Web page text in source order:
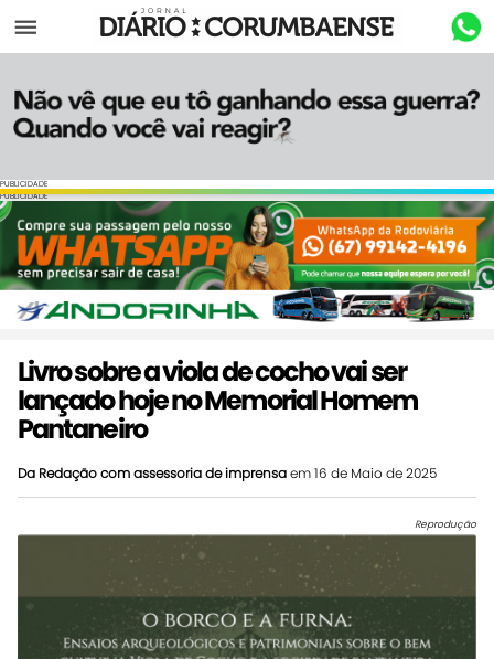
Menu
PUBLICIDADE
PUBLICIDADE
Livro sobre a viola de cocho vai ser
lançado hoje no Memorial Homem
Pantaneiro
Da Redação com assessoria de imprensaem 16 de Maio de 2025
Reprodução